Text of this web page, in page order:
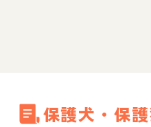
保護犬・保